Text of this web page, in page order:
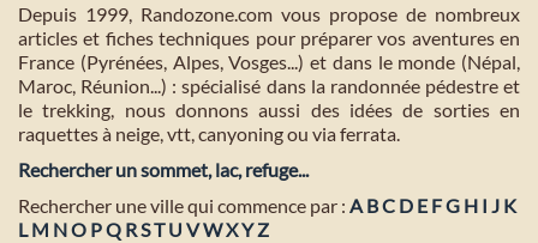
Depuis 1999, Randozone.com vous propose de nombreux
articles et fiches techniques pour préparer vos aventures en
France (Pyrénées, Alpes, Vosges...) et dans le monde (Népal,
Maroc, Réunion...) : spécialisé dans la randonnée pédestre et
le trekking, nous donnons aussi des idées de sorties en
raquettes à neige, vtt, canyoning ou via ferrata.
Rechercher un sommet, lac, refuge...
Rechercher une ville qui commence par : A BC D E FG H I J K
L M NO PQ RST U VWXYZ